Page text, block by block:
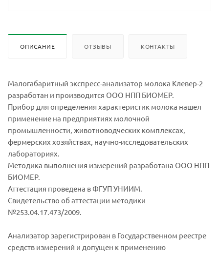
ОПИСАНИЕ ОТЗЫВЫ КОНТАКТЫ
Малогабаритный экспресс-анализатор молока Клевер-2
разработан и производится ООО НПП БИОМЕР.
Прибор для определения характеристик молока нашел
применение на предприятиях молочной
промышленности, животноводческих комплексах,
фермерских хозяйствах, научно-исследовательских
лабораториях.
Методика выполнения измерений разработана ООО НПП
БИОМЕР.
Аттестация проведена в ФГУП УНИИМ.
Свидетельство об аттестации методики
№253.04.17.473/2009.
Анализатор зарегистрирован в Государственном реестре
средств измерений и допущен к применению